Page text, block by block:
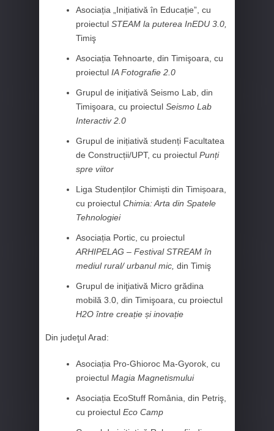
Asociația „Inițiativă în Educație”, cu
proiectul STEAM la puterea InEDU 3.0,
Timiş
Asociația Tehnoarte, din Timişoara, cu
proiectul IA Fotografie 2.0
Grupul de iniţiativă Seismo Lab, din
Timişoara, cu proiectul Seismo Lab
Interactiv 2.0
Grupul de inițiativă studenți Facultatea
de Construcții/UPT, cu proiectul Punți
spre viitor
Liga Studenților Chimiști din Timișoara,
cu proiectul Chimia: Arta din Spatele
Tehnologiei
Asociația Portic, cu proiectul
ARHIPELAG – Festival STREAM în
mediul rural/ urbanul mic, din Timiş
Grupul de iniţiativă Micro grădina
mobilă 3.0, din Timişoara, cu proiectul
H2O între creație și inovație
Din judeţul Arad:
Asociația Pro-Ghioroc Ma-Gyorok, cu
proiectul Magia Magnetismului
Asociația EcoStuff România, din Petriş,
cu proiectul Eco Camp